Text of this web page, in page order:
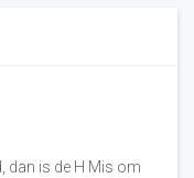
dan is de H Mis om